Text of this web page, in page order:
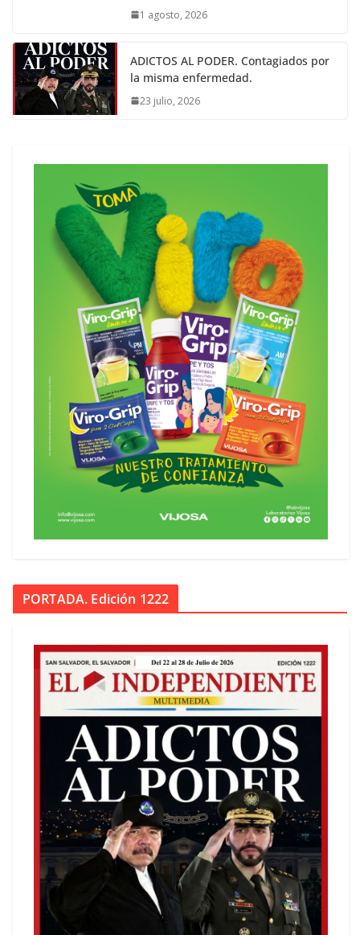
1 agosto, 2026
ADICTOS AL PODER. Contagiados por
la misma enfermedad.
23 julio, 2026
PORTADA. Edición 1222